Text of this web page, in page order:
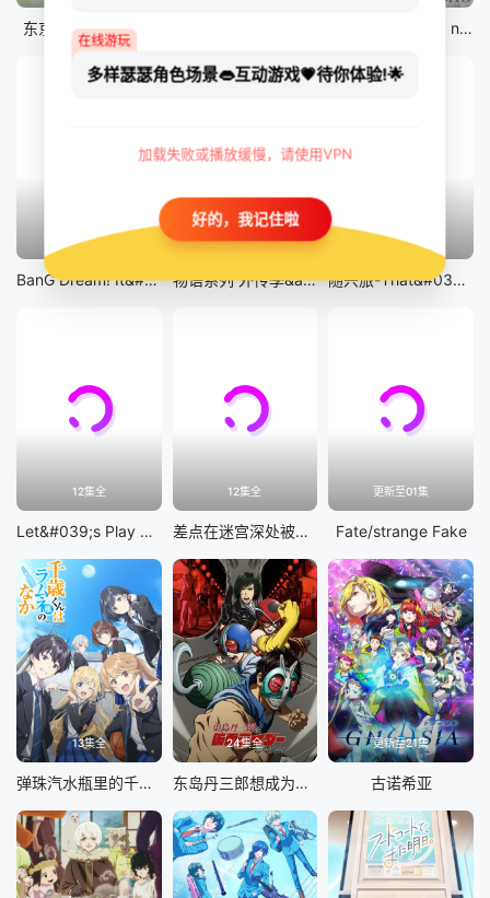
东京猫猫 NEW～♡ 剧场版 Fate/stay night [Heaven&#039;s Feel] III.spring song
13集全
BanG Dream! It&#039;s MyGO!!!!!
14集全
物语系列 外传季&amp;怪物季
12集全
随兴旅-That&#039;s Journey-
12集全
Let&#039;s Play 充满挑战的人生
12集全
差点在迷宫深处被信任的伙伴杀掉，但靠着天赐技能「无限扭蛋」获得等级9999的伙伴，我要向前队友和世界展开复仇&amp;「给他们好看！」
更新至01集
Fate/strange Fake
13集全
弹珠汽水瓶里的千岁同学
24集全
东岛丹三郎想成为假面骑士
更新至21集
古诺希亚
在线游玩
多样瑟瑟角色场景👄互动游戏💗待你体验!🌟
加载失败或播放缓慢，请使用VPN
好的，我记住啦